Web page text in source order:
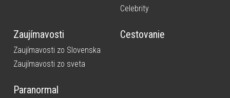
Celebrity
Zaujímavosti
Zaujímavosti zo Slovenska
Zaujímavosti zo sveta
Cestovanie
Paranormal